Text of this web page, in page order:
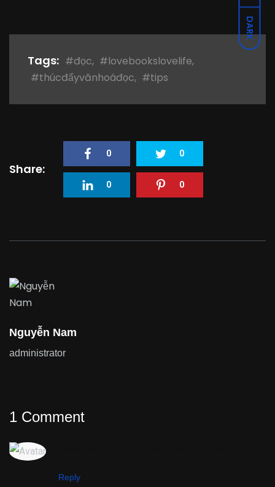
DARK
Tags: #đọc, #lovebookslovelife,
#thúcđẩyvănhoáđọc, #tips
Share:
0 0
0 0
Nguyễn Nam
administrator
1 Comment
Reply